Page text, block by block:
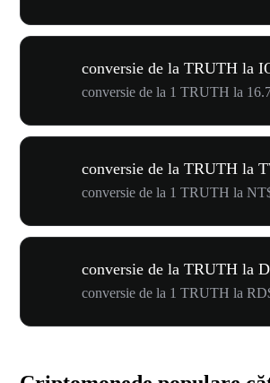
conversie de la TRUTH la
conversie de la TRUTH la
conversie de la 1 TRUTH la
conversie de la TRUTH la
conversie de la 1 TRUTH la